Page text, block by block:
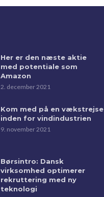
Her er den næste aktie
med potentiale som
Amazon
2. december 2021
Kom med på en vækstrejse
inden for vindindustrien
9. november 2021
Børsintro: Dansk
virksomhed optimerer
rekruttering med ny
teknologi